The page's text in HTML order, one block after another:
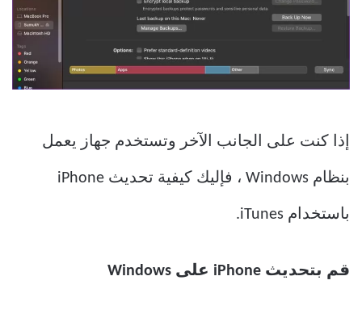
إذا كنت على الجانب الآخر وتستخدم جهاز يعمل
بنظام Windows ، فإليك كيفية تحديث iPhone
باستخدام iTunes.
قم بتحديث iPhone على Windows